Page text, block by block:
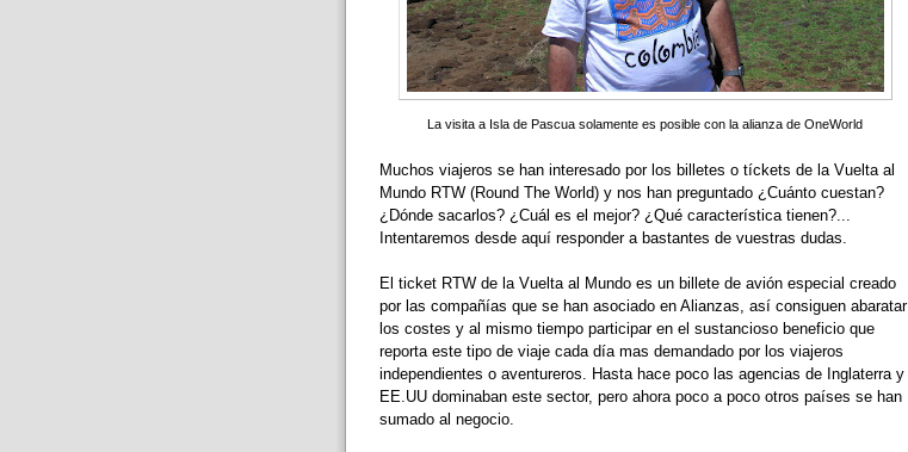
La visita a Isla de Pascua solamente es posible con la alianza de OneWorld
Muchos viajeros se han interesado por los billetes o tíckets de la Vuelta al
Mundo RTW (Round The World) y nos han preguntado ¿Cuánto cuestan?
¿Dónde sacarlos? ¿Cuál es el mejor? ¿Qué característica tienen?...
Intentaremos desde aquí responder a bastantes de vuestras dudas.
El ticket RTW de la Vuelta al Mundo es un billete de avión especial creado
por las compañías que se han asociado en Alianzas, así consiguen abaratar
los costes y al mismo tiempo participar en el sustancioso beneficio que
reporta este tipo de viaje cada día mas demandado por los viajeros
independientes o aventureros. Hasta hace poco las agencias de Inglaterra y
EE.UU dominaban este sector, pero ahora poco a poco otros países se han
sumado al negocio.